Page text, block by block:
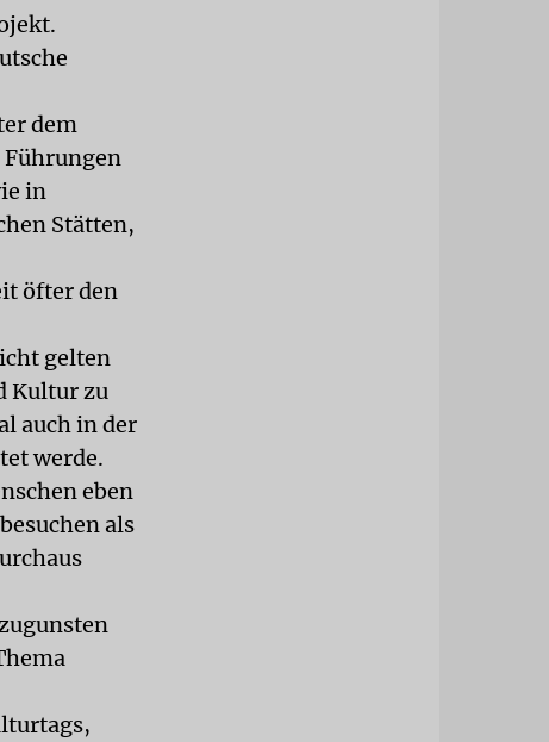
dem
Führungen
in
Stätten,
öfter den
gelten
Kultur zu
auch in der
werde.
eben
als